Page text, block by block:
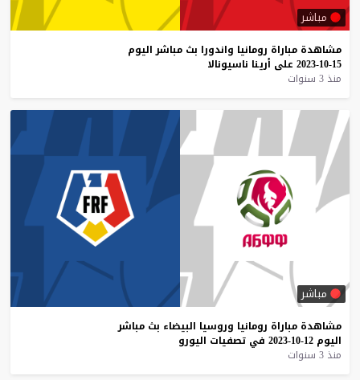
مباشر
مشاهدة مباراة رومانيا واندورا بث مباشر اليوم
15-10-2023
على أرينا ناسيونالا
منذ 3 سنوات
مباشر
مشاهدة مباراة رومانيا وروسيا البيضاء بث مباشر
اليوم 12-10-2023 في تصفيات اليورو
منذ 3 سنوات